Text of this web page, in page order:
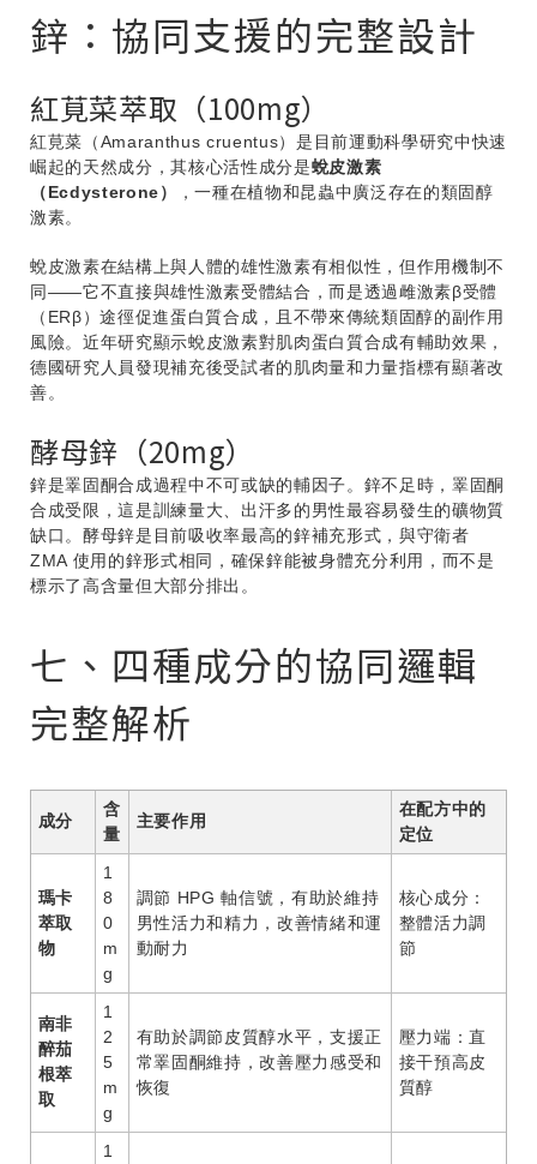
鋅：協同支援的完整設計
紅莧菜萃取（100mg）
紅莧菜（Amaranthus cruentus）是目前運動科學研究中快速
崛起的天然成分，其核心活性成分是蛻皮激素
（Ecdysterone）
，一種在植物和昆蟲中廣泛存在的類固醇
激素。
蛻皮激素在結構上與人體的雄性激素有相似性，但作用機制不
同——它不直接與雄性激素受體結合，而是透過雌激素β受體
（ERβ）途徑促進蛋白質合成，且不帶來傳統類固醇的副作用
風險。近年研究顯示蛻皮激素對肌肉蛋白質合成有輔助效果，
德國研究人員發現補充後受試者的肌肉量和力量指標有顯著改
善。
酵母鋅（20mg）
鋅是睪固酮合成過程中不可或缺的輔因子。鋅不足時，睪固酮
合成受限，這是訓練量大、出汗多的男性最容易發生的礦物質
缺口。酵母鋅是目前吸收率最高的鋅補充形式，與守衛者
ZMA 使用的鋅形式相同，確保鋅能被身體充分利用，而不是
標示了高含量但大部分排出。
七、四種成分的協同邏輯
完整解析
成分
含
量
主要作用
在配方中的
定位
瑪卡
萃取
物
1
8
0
m
g
調節 HPG 軸信號，有助於維持
男性活力和精力，改善情緒和運
動耐力
核心成分：
整體活力調
節
南非
醉茄
根萃
取
1
2
5
m
g
有助於調節皮質醇水平，支援正
常睪固酮維持，改善壓力感受和
恢復
壓力端：直
接干預高皮
質醇
1